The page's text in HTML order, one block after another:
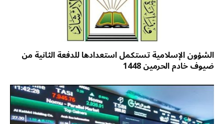
الشؤون الإسلامية تستكمل استعدادها للدفعة الثانية من
ضيوف خادم الحرمين 1448